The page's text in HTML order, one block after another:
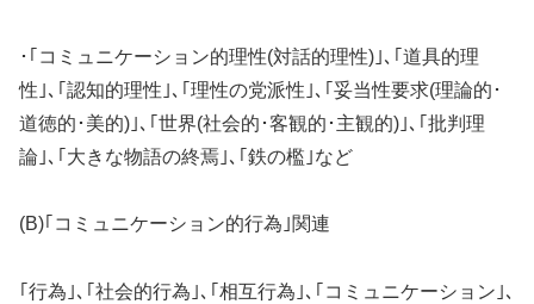
･｢コミュニケーション的理性(対話的理性)｣､｢道具的理
性｣､｢認知的理性｣､｢理性の党派性｣､｢妥当性要求(理論的･
道徳的･美的)｣､｢世界(社会的･客観的･主観的)｣､｢批判理
論｣､｢大きな物語の終焉｣､｢鉄の檻｣など
(B)｢コミュニケーション的行為｣関連
｢行為｣､｢社会的行為｣､｢相互行為｣､｢コミュニケーション｣､